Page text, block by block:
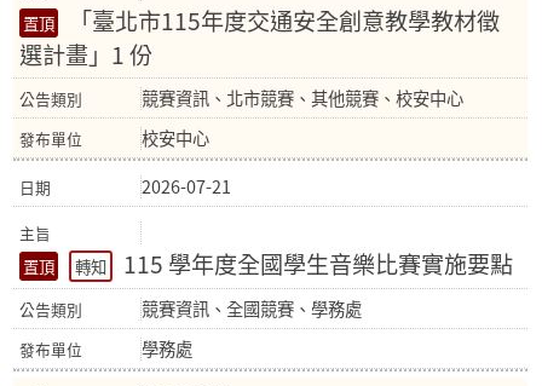
「臺北市115年度交通安全創意教學教材徵
選計畫」1 份
競賽資訊、北市競賽、其他競賽、校安中心
校安中心
2026-07-21
轉知 115 學年度全國學生音樂比賽實施要點
競賽資訊、全國競賽、學務處
學務處